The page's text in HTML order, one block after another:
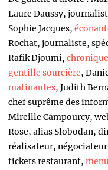
Laure Daussy,
Sophie Jacques,
Rochat, journaliste,
Rafik Djoumi,
gentille sourcière,
matinautes, Judith
chef suprême des
Mireille Campourcy,
Rose, alias Slobodan,
réalisateur,
tickets restaurant,